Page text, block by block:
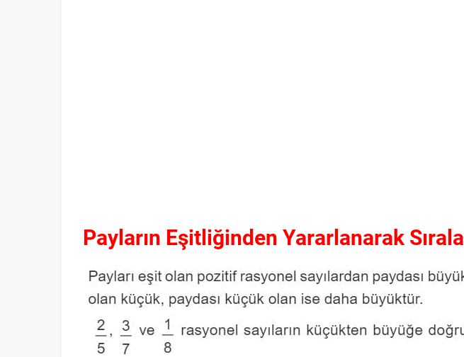
Payların Eşitliğinden Yararlanarak